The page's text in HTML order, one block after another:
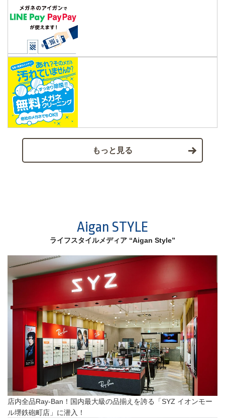
もっと見る
Aigan STYLE
ライフスタイルメディア “Aigan Style”
店内全品Ray-Ban！国内最大級の品揃えを誇る「SYZ イオンモー
ル堺鉄砲町店」に潜入！